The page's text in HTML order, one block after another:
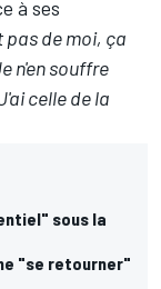
à ses
pas de moi, ça
n'en souffre
celle de la
sous la
"se retourner"